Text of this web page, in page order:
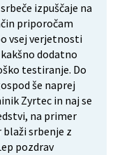
izpuščaje na
priporočam
vsej verjetnosti
dodatno
testiranje. Do
še naprej
Zyrtec in naj se
na primer
srbenje z
pozdrav